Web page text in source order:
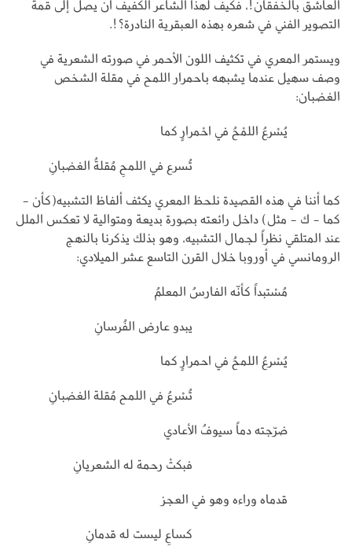
العاشق بالخفقان!، فكيف لهذا الشاعر الكفيف أن يصل إلى قمة
التصوير الفني في شعره بهذه العبقرية النادرة؟!.
ويستمر المعري في تكثيف اللون الأحمر في صورته الشعرية في
وصف سهيل عندما يشبهه باحمرار اللمح في مقلة الشخص
الغضبان:
يُسْرعُ اللمْحُ في احْمرارٍ كما
تُسرع في اللمحِ مُقلةُ الغضبانِ
كما أننا في هذه القصيدة نلحظ المعري يكثف ألفاظ التشبيه(كأن -
كما - ك - مثل) داخل رائعته بصورة بديعة ومتوالية لا تعكس الملل
عند المتلقي نظراً لجمال التشبيه، وهو بذلك يذكرنا بالنهج
الرومانسي في أوروبا خلال القرن التاسع عشر الميلادي:
مُسْتبداً كأنّه الفارسُ المعلمُ
يبدو عارض الفُرسانِ
يُسْرعُ اللمحُ في احمرارٍ كما
تُسْرعُ في اللمح مُقلة الغضبانِ
ضرّجته دماً سيوفُ الأعادي
فبكتْ رحمة له الشعريانِ
قدماه وراءه وهو في العجز
كساعِ ليست له قدمانِ